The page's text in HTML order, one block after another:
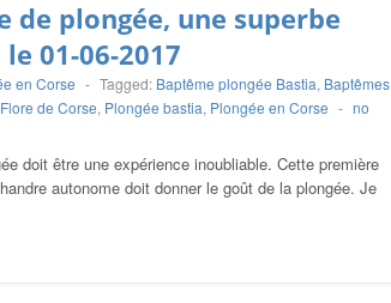
de plongée, une superbe
01-06-2017
en Corse - Tagged: Baptême plongée Bastia, Baptêmes
de Corse, Plongée bastia, Plongée en Corse - no
doit être une expérience inoubliable. Cette première
autonome doit donner le goût de la plongée. Je